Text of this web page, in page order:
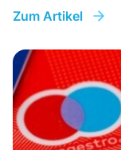
Zum Artikel